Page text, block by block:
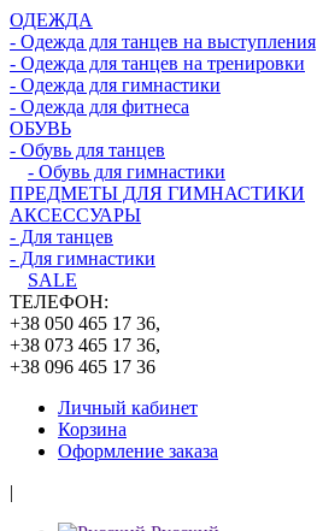
ОДЕЖДА
- Одежда для танцев на выступления
- Одежда для танцев на тренировки
- Одежда для гимнастики
- Одежда для фитнеса
ОБУВЬ
- Обувь для танцев
- Обувь для гимнастики
ПРЕДМЕТЫ ДЛЯ ГИМНАСТИКИ
АКСЕССУАРЫ
- Для танцев
- Для гимнастики
SALE
ТЕЛЕФОН:
+38 050 465 17 36,
+38 073 465 17 36,
+38 096 465 17 36
Личный кабинет
Корзина
Оформление заказа
|